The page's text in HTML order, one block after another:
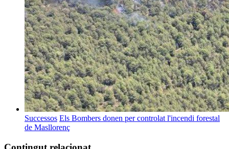
Successos Els Bombers donen per controlat l'incendi forestal
de Masllorenç